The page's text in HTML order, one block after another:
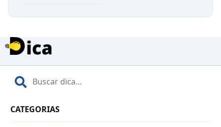
CATEGORIAS